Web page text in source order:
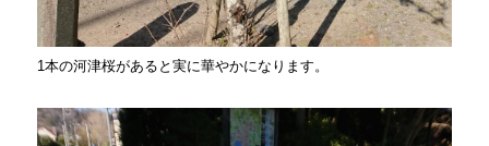
1本の河津桜があると実に華やかになります。